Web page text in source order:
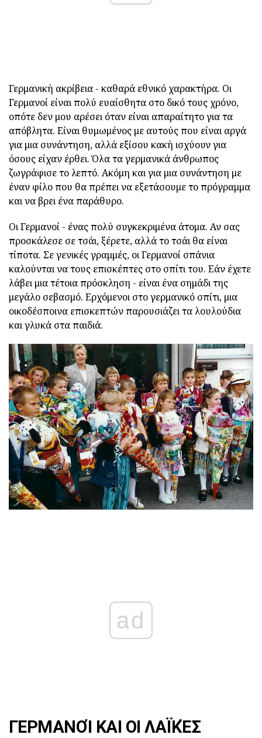
Γερμανική ακρίβεια - καθαρά εθνικό χαρακτήρα. Οι
Γερμανοί είναι πολύ ευαίσθητα στο δικό τους χρόνο,
οπότε δεν μου αρέσει όταν είναι απαραίτητο για τα
απόβλητα. Είναι θυμωμένος με αυτούς που είναι αργά
για μια συνάντηση, αλλά εξίσου κακή ισχύουν για
όσους είχαν έρθει. Όλα τα γερμανικά άνθρωπος
ζωγράφισε το λεπτό. Ακόμη και για μια συνάντηση με
έναν φίλο που θα πρέπει να εξετάσουμε το πρόγραμμα
και να βρει ένα παράθυρο.
Οι Γερμανοί - ένας πολύ συγκεκριμένα άτομα. Αν σας
προσκάλεσε σε τσάι, ξέρετε, αλλά το τσάι θα είναι
τίποτα. Σε γενικές γραμμές, οι Γερμανοί σπάνια
καλούνται να τους επισκέπτες στο σπίτι του. Εάν έχετε
λάβει μια τέτοια πρόσκληση - είναι ένα σημάδι της
μεγάλο σεβασμό. Ερχόμενοι στο γερμανικό σπίτι, μια
οικοδέσποινα επισκεπτών παρουσιάζει τα λουλούδια
και γλυκά στα παιδιά.
ad
ΓΕΡΜΑΝΟΊ ΚΑΙ ΟΙ ΛΑΪΚΈΣ